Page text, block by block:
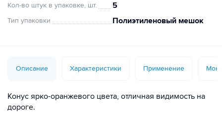
Кол-во штук в упаковке, шт. 5
Тип упаковки Полиэтиленовый мешок
Описание Характеристики Применение
Конус ярко-оранжевого цвета, отличная видимость на
дороге.